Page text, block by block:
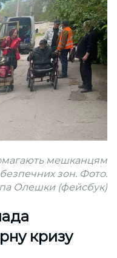
мешканцям
зон. Фото:
Олешки (фейсбук)
кризу